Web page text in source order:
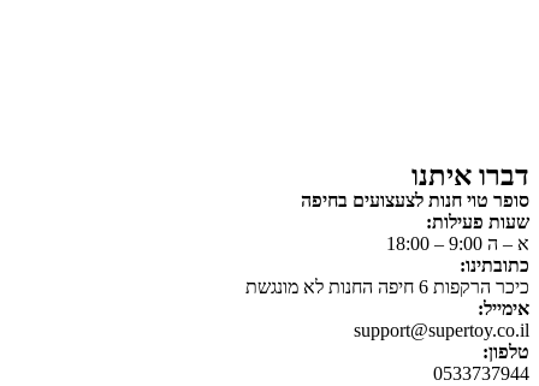
דברו איתנו
סופר טוי חנות לצעצועים בחיפה
שעות פעילות:
א – ה 9:00 – 18:00
כתובתינו:
כיכר הרקפות 6 חיפה החנות לא מונגשת
אימייל:
support@supertoy.co.il
טלפון:
0533737944